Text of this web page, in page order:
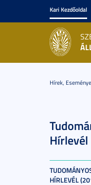
Kari Kezdőoldal
Hírek,
Hírlevél
HÍRLEVÉL